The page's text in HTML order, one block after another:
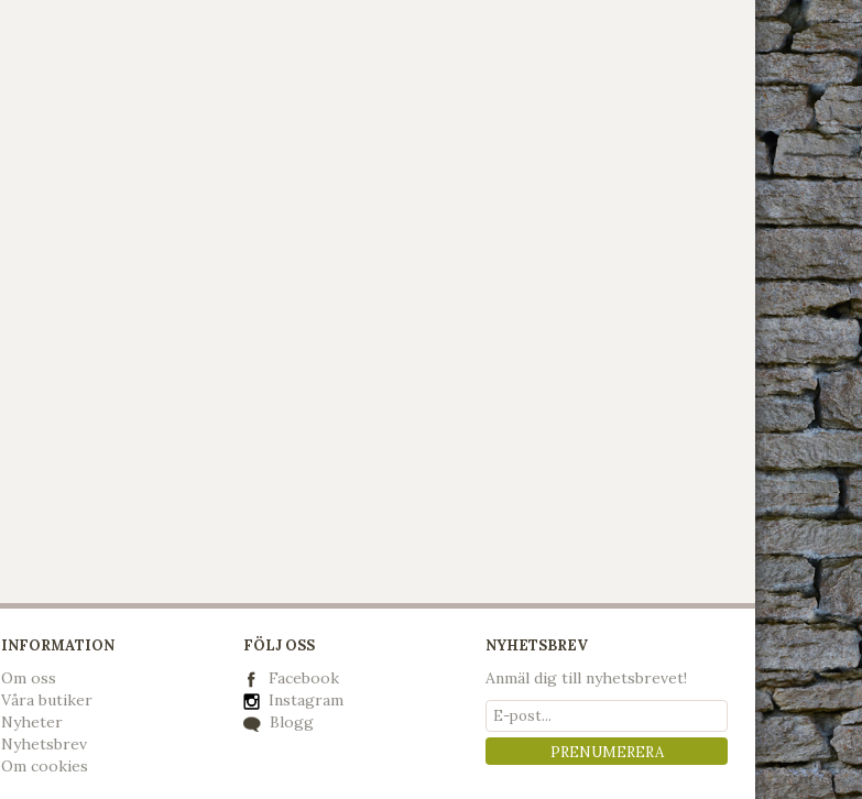
INFORMATION
Om oss
Våra butiker
Nyheter
Nyhetsbrev
Om cookies
FÖLJ OSS
Facebook
Instagram
Blogg
NYHETSBREV
Anmäl dig till nyhetsbrevet!
PRENUMERERA